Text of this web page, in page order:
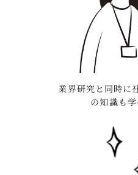
業界研究と同時に
の知識も学